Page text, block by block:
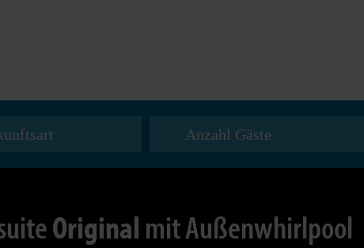
Originalmit Außenwhirlpool